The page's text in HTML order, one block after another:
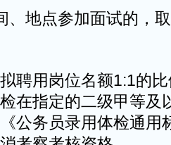
、地点参加面试的，
聘用岗位名额1:1的
在指定的二级甲等及
公务员录用体检通用